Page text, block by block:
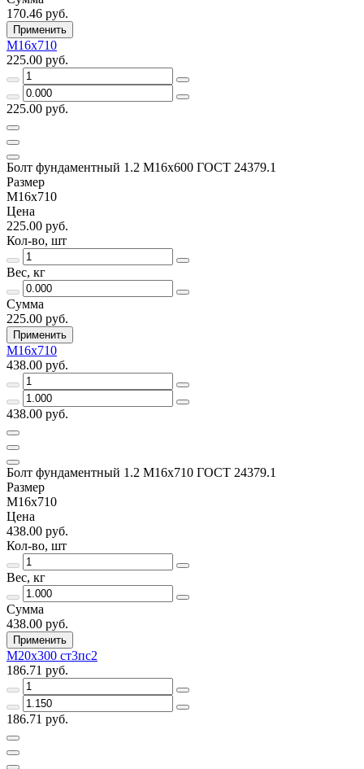
170.46 руб.
Применить
М16х710
225.00 руб.
225.00 руб.
Болт фундаментный 1.2 М16х600 ГОСТ 24379.1
Размер
М16х710
Цена
225.00 руб.
Кол-во, шт
Вес, кг
Сумма
225.00 руб.
Применить
М16х710
438.00 руб.
438.00 руб.
Болт фундаментный 1.2 М16х710 ГОСТ 24379.1
Размер
М16х710
Цена
438.00 руб.
Кол-во, шт
Вес, кг
Сумма
438.00 руб.
Применить
М20х300 ст3пс2
186.71 руб.
186.71 руб.